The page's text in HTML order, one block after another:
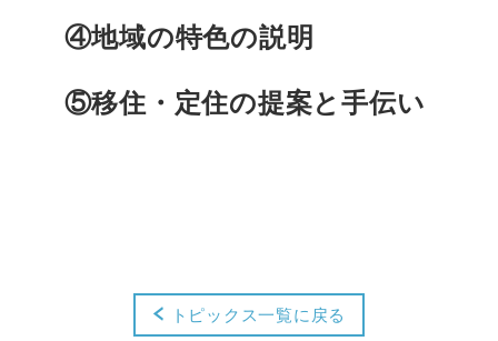
④地域の特色の説明
⑤移住・定住の提案と手伝い
トピックス一覧に戻る